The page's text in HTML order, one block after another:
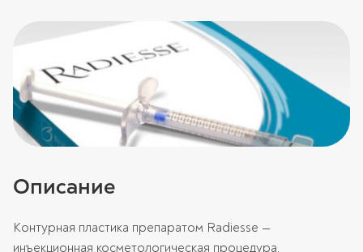
Описание
Контурная пластика препаратом Radiesse —
инъекционная косметологическая процедура,